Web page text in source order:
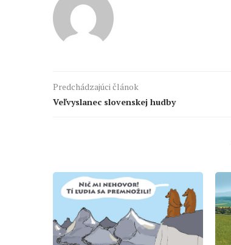
Predchádzajúci článok
Veľvyslanec slovenskej hudby